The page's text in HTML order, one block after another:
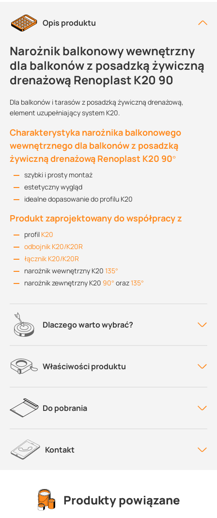
Opis produktu
Narożnik balkonowy wewnętrzny
dla balkonów z posadzką żywiczną
drenażową Renoplast K20 90
Dla balkonów i tarasów z posadzką żywiczną drenażową,
element uzupełniający system K20.
Charakterystyka narożnika balkonowego
wewnętrznego dla balkonów z posadzką
żywiczną drenażową Renoplast K20 90°
szybki i prosty montaż
estetyczny wygląd
idealne dopasowanie do profilu K20
Produkt zaprojektowany do współpracy z
profil K20
odbojnik K20/K20R
łącznik K20/K20R
narożnik wewnętrzny K20 135°
narożnik zewnętrzny K20 90° oraz135°
Dlaczego warto wybrać?
Właściwości produktu
Do pobrania
Kontakt
Produkty powiązane